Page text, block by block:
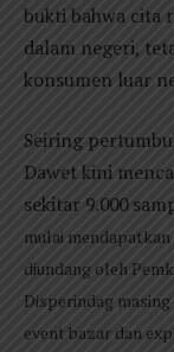
bukti bahwa cita
dalam negeri,
konsumen luar
Seiring
Dawet kini
sekitar 9.000
mulai
diundang oleh
Disperindag
event bazar dan